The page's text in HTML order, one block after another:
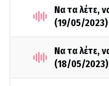
Να τα λέτε,
(19/05/2023)
Να τα λέτε,
(18/05/2023)